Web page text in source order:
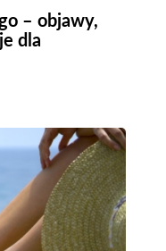
– objawy,
dla